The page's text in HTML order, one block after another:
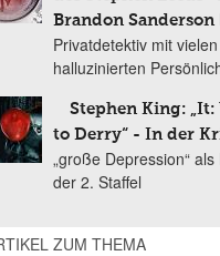
Brandon Sanderson
Privatdetektiv mit vielen
halluzinierten
Stephen King: „It:
to Derry“ - In der
„große Depression“
der 2. Staffel
ZUM THEMA